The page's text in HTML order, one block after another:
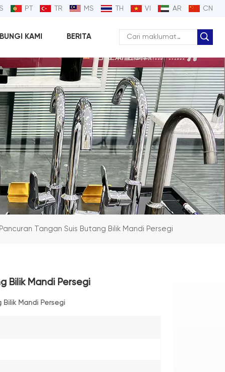
PT TR MS TH VI AR CN
KAMI BERITA
Tangan Suis Butang Bilik Mandi Persegi
Bilik Mandi Persegi
Bilik Mandi Persegi